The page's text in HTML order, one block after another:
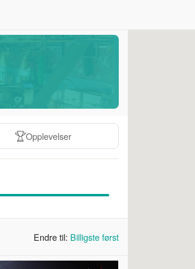
Opplevelser
Endre til: Billigste først